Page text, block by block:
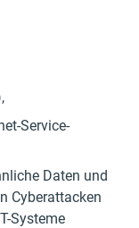
Service-
Daten und
Cyberattacken
Systeme